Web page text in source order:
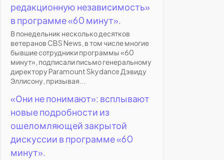
редакционную независимость»
в программе «60 минут».
В понедельник несколько десятков
ветеранов CBS News, в том числе многие
бывшие сотрудники программы «60
минут», подписали письмо генеральному
директору Paramount Skydance Дэвиду
Эллисону, призывая...
«Они не понимают»: всплывают
новые подробности из
ошеломляющей закрытой
дискуссии в программе «60
минут».